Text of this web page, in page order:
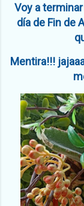
Voy a
día de Fin de
Mentira!!!